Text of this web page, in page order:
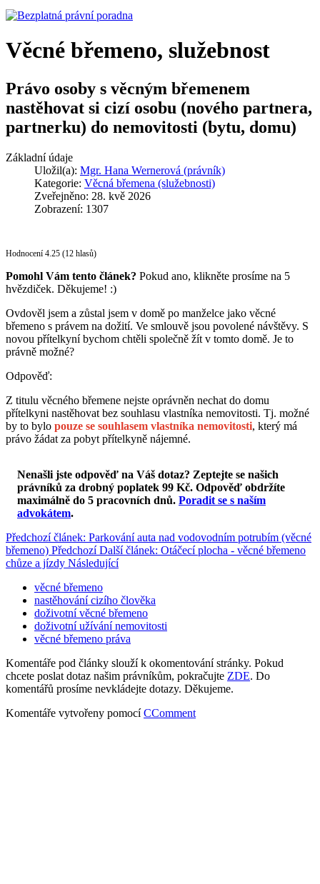
Věcné břemeno, služebnost
Právo osoby s věcným břemenem
nastěhovat si cizí osobu (nového partnera,
partnerku) do nemovitosti (bytu, domu)
Základní údaje
Uložil(a): Mgr. Hana Wernerová (právník)
Kategorie: Věcná břemena (služebnosti)
Zveřejněno: 28. kvě 2026
Zobrazení: 1307
Hodnocení 4.25 (12 hlasů)
Pomohl Vám tento článek? Pokud ano, klikněte prosíme na 5
hvězdiček. Děkujeme! :)
Ovdověl jsem a zůstal jsem v domě po manželce jako věcné
břemeno s právem na dožití. Ve smlouvě jsou povolené návštěvy. S
novou přítelkyní bychom chtěli společně žít v tomto domě. Je to
právně možné?
Odpověď:
Z titulu věcného břemene nejste oprávněn nechat do domu
přítelkyni nastěhovat bez souhlasu vlastníka nemovitosti. Tj. možné
by to bylo pouze se souhlasem vlastníka nemovitosti, který má
právo žádat za pobyt přítelkyně nájemné.
Nenašli jste odpověď na Váš dotaz? Zeptejte se našich
právníků za drobný poplatek 99 Kč. Odpověď obdržíte
maximálně do 5 pracovních dnů. Poradit se s naším
advokátem.
Předchozí článek: Parkování auta nad vodovodním potrubím (věcné
břemeno) Předchozí Další článek: Otáčecí plocha - věcné břemeno
chůze a jízdy Následující
věcné břemeno
nastěhování cizího člověka
doživotní věcné břemeno
doživotní užívání nemovitosti
věcné břemeno práva
Komentáře pod články slouží k okomentování stránky. Pokud
chcete poslat dotaz našim právníkům, pokračujte ZDE. Do
komentářů prosíme nevkládejte dotazy. Děkujeme.
Komentáře vytvořeny pomocíCComment